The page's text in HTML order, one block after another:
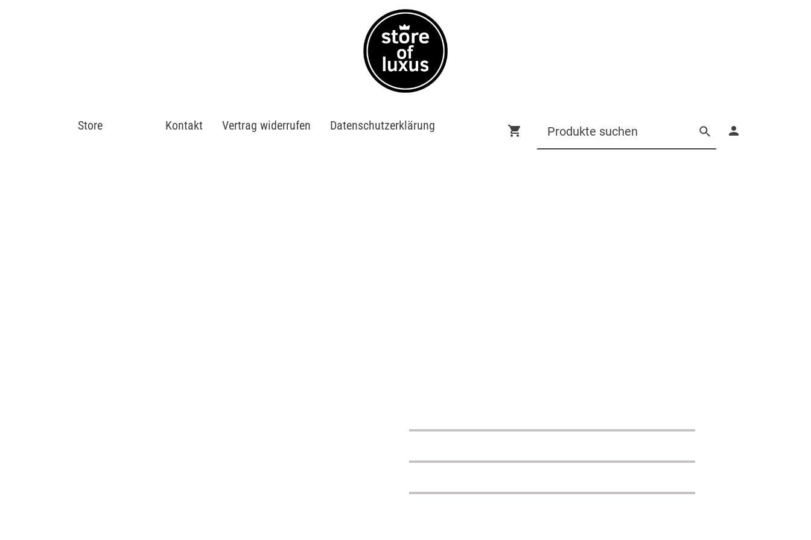
Store Kontakt Vertrag widerrufen Datenschutzerklärung